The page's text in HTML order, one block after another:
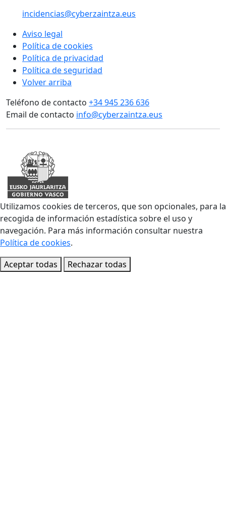
incidencias@cyberzaintza.eus
Aviso legal
Política de cookies
Política de privacidad
Política de seguridad
Volver arriba
Teléfono de contacto +34 945 236 636
Email de contacto info@cyberzaintza.eus
Utilizamos cookies de terceros, que son opcionales, para la
recogida de información estadística sobre el uso y
navegación. Para más información consultar nuestra
Política de cookies.
Aceptar todas
Rechazar todas